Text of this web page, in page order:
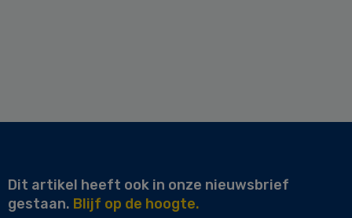
Dit artikel heeft ook in onze nieuwsbrief
gestaan. Blijf op de hoogte.